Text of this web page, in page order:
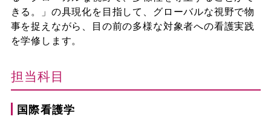
きる。」の具現化を目指して、グローバルな視野で物
事を捉えながら、目の前の多様な対象者への看護実践
を学修します。
担当科目
国際看護学